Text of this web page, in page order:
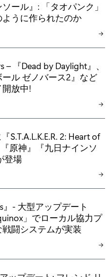
ソール』: 「タオパンク」
うに作られたのか
– 『Dead by Daylight』、
ール ゼノバース2』など
放中!
S.T.A.L.K.E.R. 2: Heart of
原神』『九日ナインソ
登場
』- 大型アップデート
」でローカル協力プ
闘システムが実装